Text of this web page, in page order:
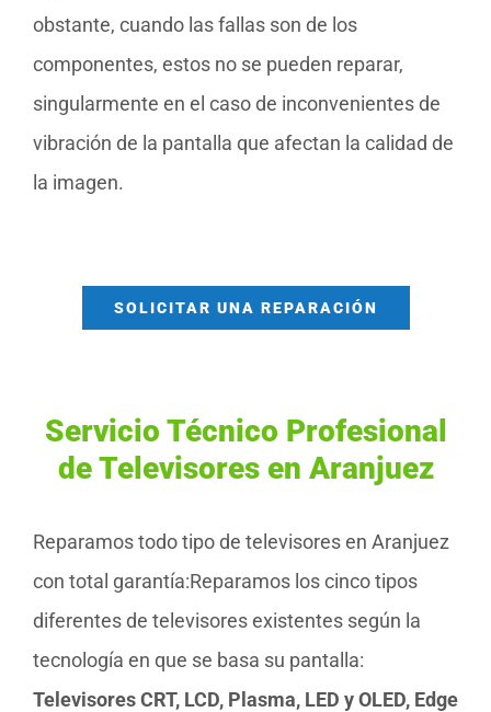
obstante, cuando las fallas son de los
componentes, estos no se pueden reparar,
singularmente en el caso de inconvenientes de
vibración de la pantalla que afectan la calidad de
la imagen.
SOLICITAR UNA REPARACIÓN
Servicio Técnico Profesional
de Televisores en Aranjuez
Reparamos todo tipo de televisores en Aranjuez
con total garantía:Reparamos los cinco tipos
diferentes de televisores existentes según la
tecnología en que se basa su pantalla:
Televisores CRT, LCD, Plasma, LED y OLED, Edge